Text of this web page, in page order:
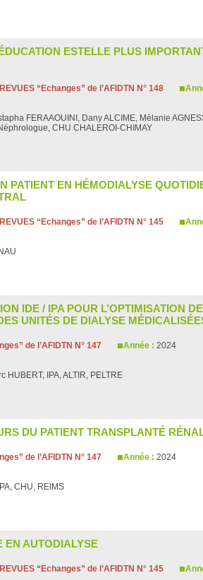
ESTELLE PLUS
REVUES “Echanges” de l’AFIDTN N° 148
FERAAOUINI, Dany ALCIME, Mélanie
CHU CHALEROI-CHIMAY
PATIENT EN HÉMODIALYSE
REVUES “Echanges” de l’AFIDTN N° 145
IDE / IPA POUR L’OPTIMISATION
UNITÉS DE DIALYSE
de l’AFIDTN N° 147 Année : 2024
HUBERT, IPA, ALTIR, PELTRE
DU PATIENT TRANSPLANTÉ
de l’AFIDTN N° 147 Année : 2024
CHU, REIMS
EN AUTODIALYSE
REVUES “Echanges” de l’AFIDTN N° 145